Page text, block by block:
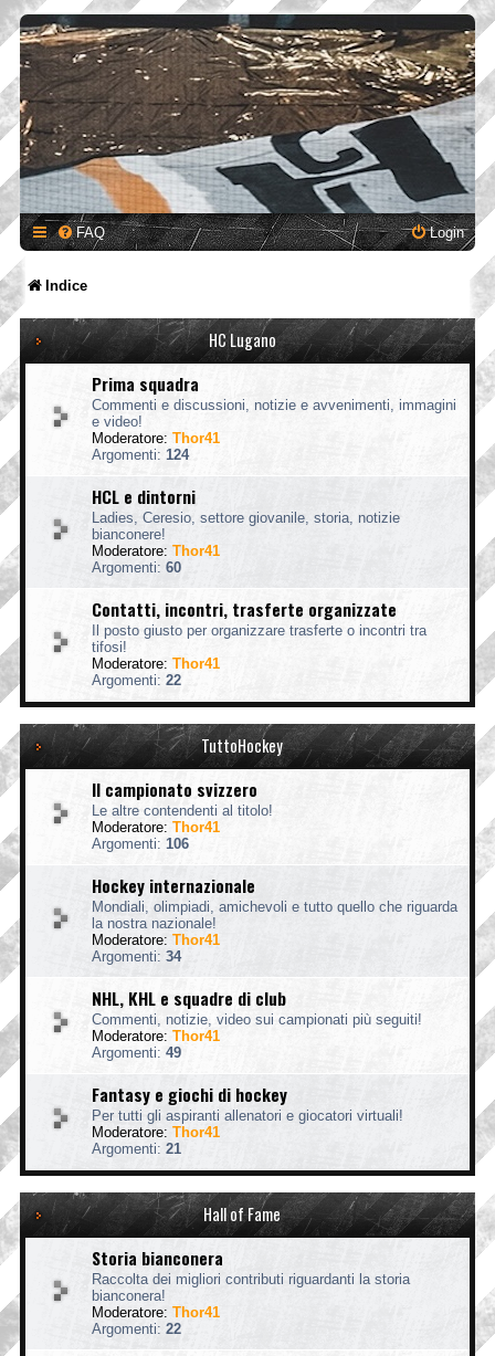
FAQ Login
Indice
HC Lugano
Prima squadra
Commenti e discussioni, notizie e avvenimenti, immagini
e video!
Moderatore: Thor41
Argomenti: 124
HCL e dintorni
Ladies, Ceresio, settore giovanile, storia, notizie
bianconere!
Moderatore: Thor41
Argomenti: 60
Contatti, incontri, trasferte organizzate
Il posto giusto per organizzare trasferte o incontri tra
tifosi!
Moderatore: Thor41
Argomenti: 22
TuttoHockey
Il campionato svizzero
Le altre contendenti al titolo!
Moderatore: Thor41
Argomenti: 106
Hockey internazionale
Mondiali, olimpiadi, amichevoli e tutto quello che riguarda
la nostra nazionale!
Moderatore: Thor41
Argomenti: 34
NHL, KHL e squadre di club
Commenti, notizie, video sui campionati più seguiti!
Moderatore: Thor41
Argomenti: 49
Fantasy e giochi di hockey
Per tutti gli aspiranti allenatori e giocatori virtuali!
Moderatore: Thor41
Argomenti: 21
Hall of Fame
Storia bianconera
Raccolta dei migliori contributi riguardanti la storia
bianconera!
Moderatore: Thor41
Argomenti: 22